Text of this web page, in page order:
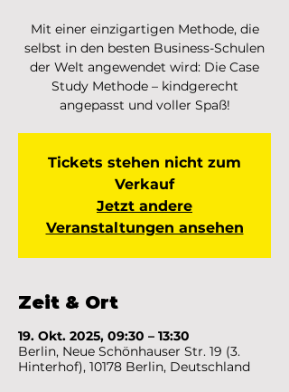
Mit einer einzigartigen Methode, die
selbst in den besten Business-Schulen
der Welt angewendet wird: Die Case
Study Methode – kindgerecht
angepasst und voller Spaß!
Tickets stehen nicht zum
Verkauf
Jetzt andere
Veranstaltungen ansehen
Zeit & Ort
19. Okt. 2025, 09:30 – 13:30
Berlin, Neue Schönhauser Str. 19 (3.
Hinterhof), 10178 Berlin, Deutschland